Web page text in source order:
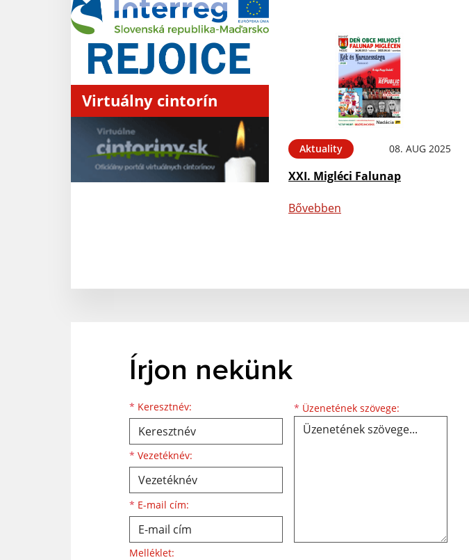
Virtuálny cintorín
Aktuality 08. AUG 2025
XXI. Migléci Falunap
Bővebben
Írjon nekünk
* Keresztnév:
Keresztnév
* Vezetéknév:
Vezetéknév
* E-mail cím:
E-mail cím * Üzenetének szövege: Üzenetének
Melléklet: